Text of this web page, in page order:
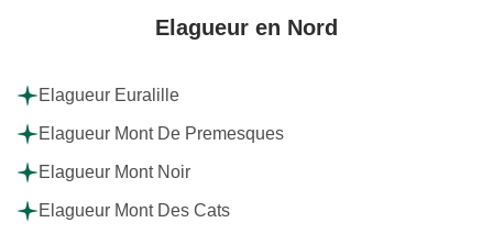
Elagueur en Nord
Elagueur Euralille
Elagueur Mont De Premesques
Elagueur Mont Noir
Elagueur Mont Des Cats